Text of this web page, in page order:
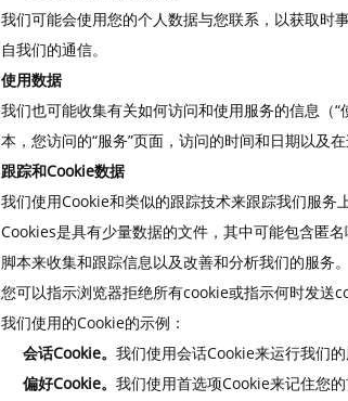
我们可能会使用您的个人数据与您联系，以获取时
自我们的通信。
使用数据
我们也可能收集有关如何访问和使用服务的信息（
本，您访问的“服务”页面，访问的时间和日期以及
跟踪和Cookie数据
我们使用Cookie和类似的跟踪技术来跟踪我们服务
Cookies是具有少量数据的文件，其中可能包含匿
脚本来收集和跟踪信息以及改善和分析我们的服务。
您可以指示浏览器拒绝所有cookie或指示何时发送
我们使用的Cookie的示例：
会话Cookie。 我们使用会话Cookie来运行我们的
偏好Cookie。 我们使用首选项Cookie来记住您的